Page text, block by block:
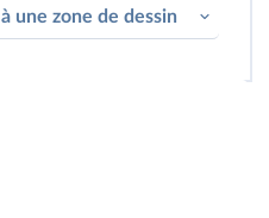
une zone de dessin